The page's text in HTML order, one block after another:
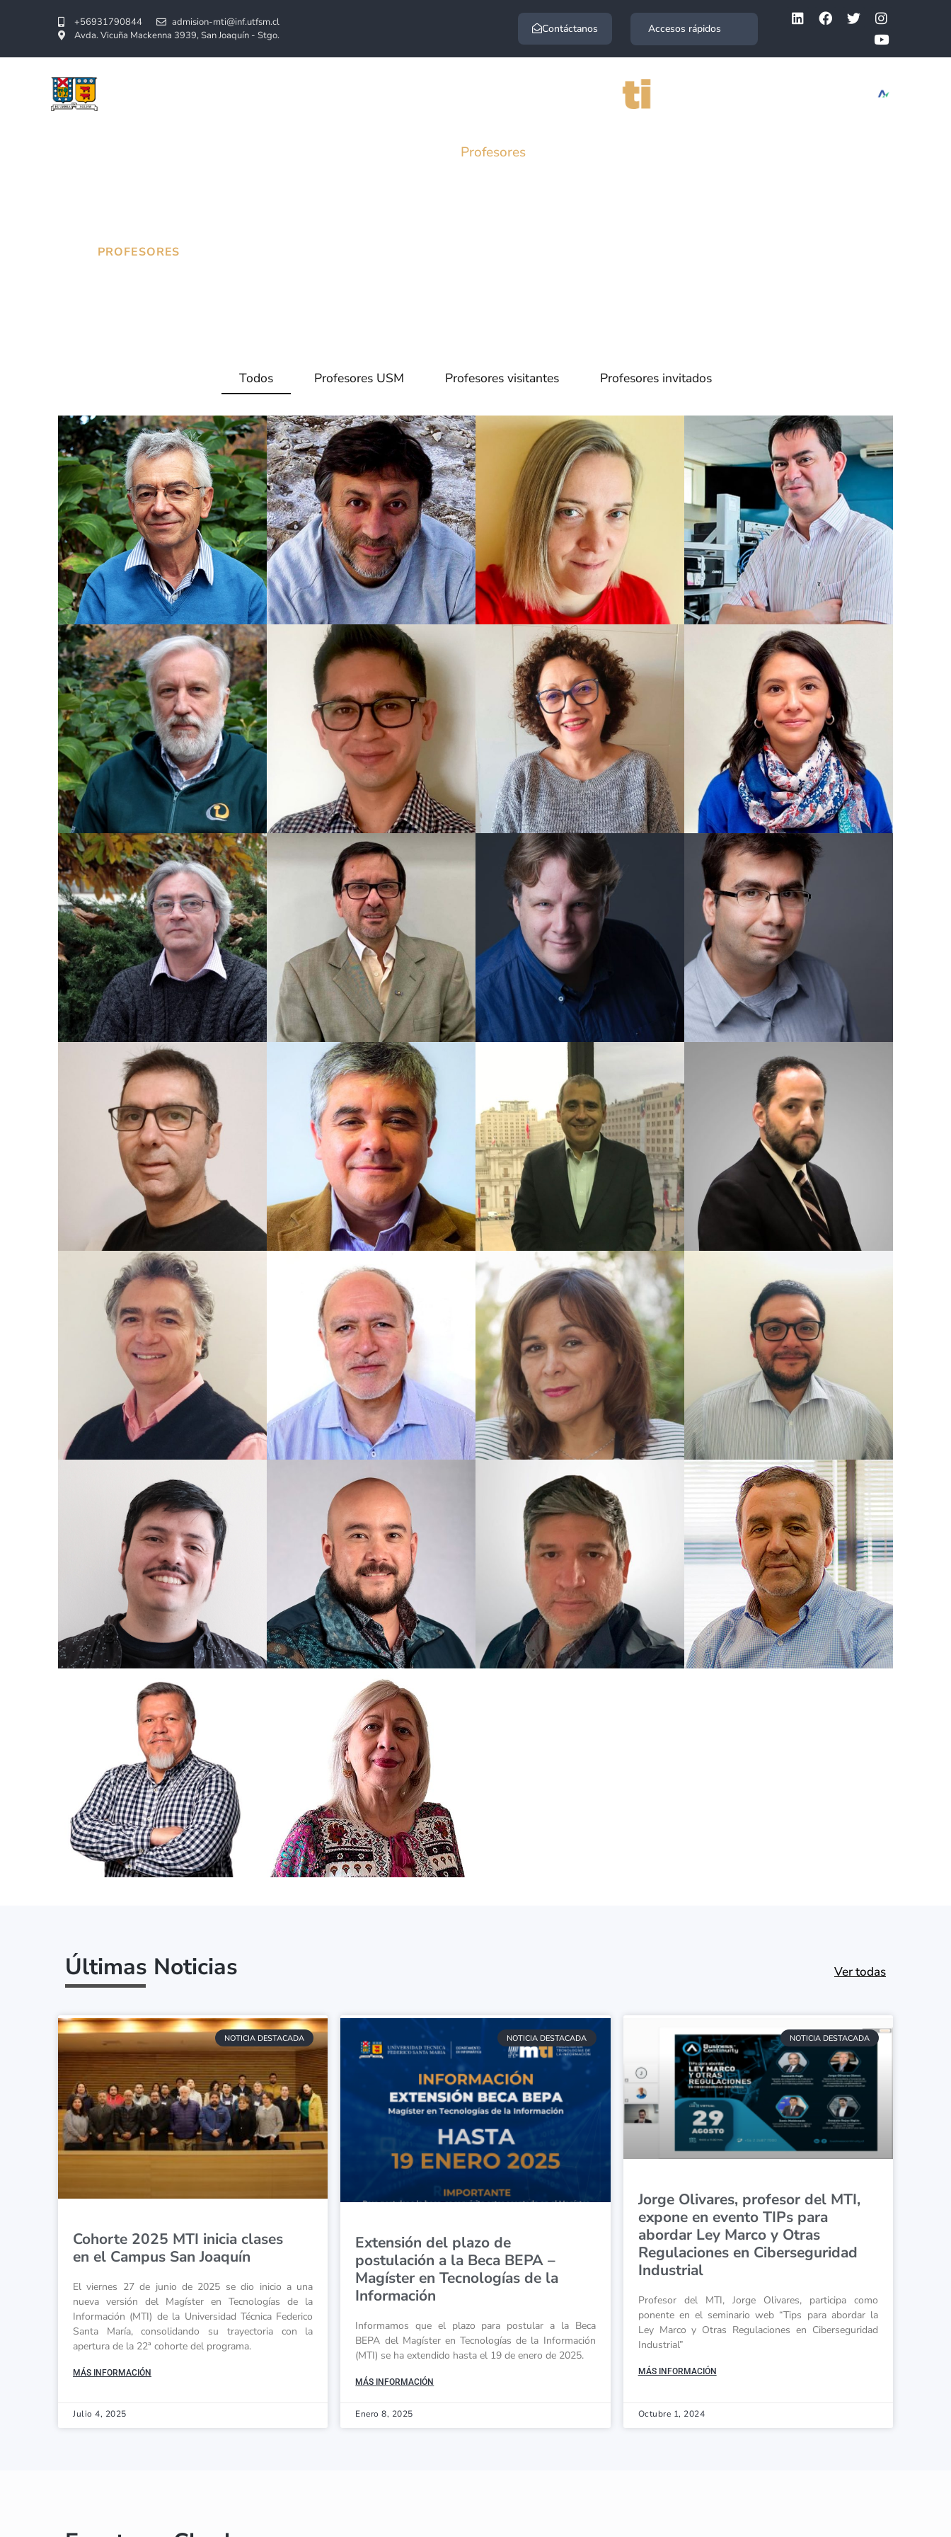
+56931790844
admision-mti@inf.utfsm.cl
Avda. Vicuña Mackenna 3939, San Joaquín - Stgo.
Contáctanos Accesos rápidos
Profesores
PROFESORES
Todos Profesores USM Profesores visitantes Profesores invitados
Últimas Noticias Ver todas
NOTICIA DESTACADA
Cohorte 2025 MTI inicia clases
en el Campus San Joaquín
El viernes 27 de junio de 2025 se dio inicio a una
nueva versión del Magíster en Tecnologías de la
Información (MTI) de la Universidad Técnica Federico
Santa María, consolidando su trayectoria con la
apertura de la 22ª cohorte del programa.
MÁS INFORMACIÓN
Julio 4, 2025
NOTICIA DESTACADA
Extensión del plazo de
postulación a la Beca BEPA –
Magíster en Tecnologías de la
Información
Informamos que el plazo para postular a la Beca
BEPA del Magíster en Tecnologías de la Información
(MTI) se ha extendido hasta el 19 de enero de 2025.
MÁS INFORMACIÓN
Enero 8, 2025
NOTICIA DESTACADA
Jorge Olivares, profesor del MTI,
expone en evento TIPs para
abordar Ley Marco y Otras
Regulaciones en Ciberseguridad
Industrial
Profesor del MTI, Jorge Olivares, participa como
ponente en el seminario web “Tips para abordar la
Ley Marco y Otras Regulaciones en Ciberseguridad
Industrial”
MÁS INFORMACIÓN
Octubre 1, 2024